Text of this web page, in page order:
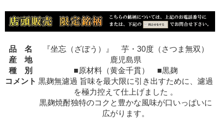
品 名
『坐忘（ざぼう）』 芋・30度（さつま無双）
産 地
鹿児島県
種 別
■原材料（黄金千貫） ■黒麹
コメント 黒麹無濾過 旨味を最大限に引き出すために、濾過
を極力控えて仕上げました 。
黒麹焼酎独特のコクと豊かな風味が口いっぱいに
広がります。